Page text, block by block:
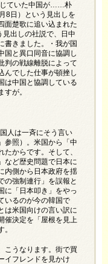
じていた中国が……朴
8日）という見出しを
面楚歌に追い込まれた
出しの社説で、日中
書きました。・我が国
国と異口同音に協調し
判の戦線離脱によって
んでした仕事が頓挫し
は中国と協調している
すが。
人は一斉にそう言い
参照）。米国から「中
たからです。そして、
など歴史問題で日本に
内側から日本政府を揺
の強制連行」を誤報と
に「日本叩き」をやっ
るのが今の韓国で
は米国向けの言い訳に
催決定を「屋根を見上
。
こうなります。街で買
イフレンドを見かけ